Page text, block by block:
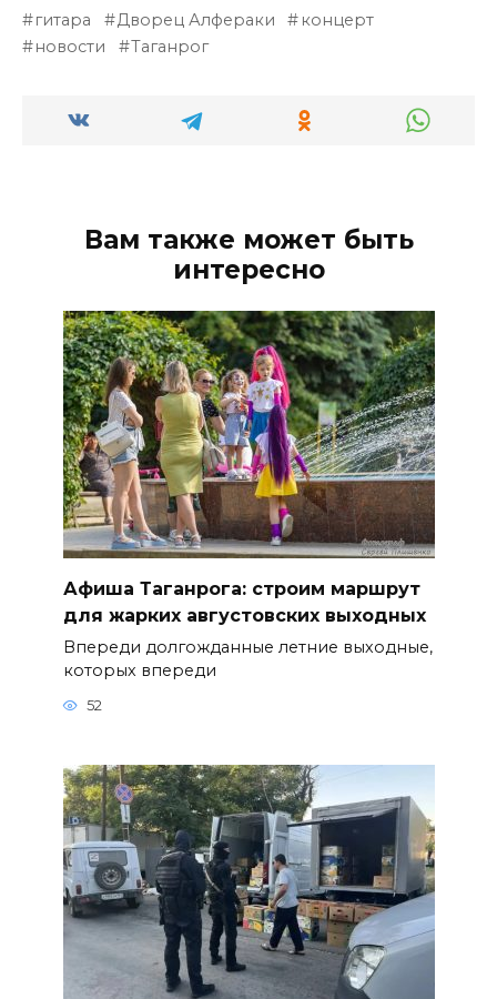
гитара Дворец Алфераки
концерт
новости
Таганрог
Вам также может быть
интересно
Афиша Таганрога: строим маршрут
для жарких августовских выходных
Впереди долгожданные летние выходные,
которых впереди
52